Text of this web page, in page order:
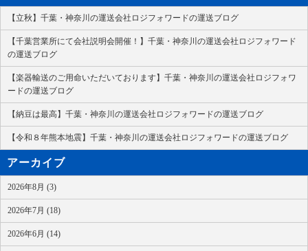
【立秋】千葉・神奈川の運送会社ロジフォワードの運送ブログ
【千葉営業所にて会社説明会開催！】千葉・神奈川の運送会社ロジフォワード
の運送ブログ
【楽器輸送のご用命いただいております】千葉・神奈川の運送会社ロジフォワ
ードの運送ブログ
【納豆は最高】千葉・神奈川の運送会社ロジフォワードの運送ブログ
【令和８年熊本地震】千葉・神奈川の運送会社ロジフォワードの運送ブログ
アーカイブ
2026年8月 (3)
2026年7月 (18)
2026年6月 (14)